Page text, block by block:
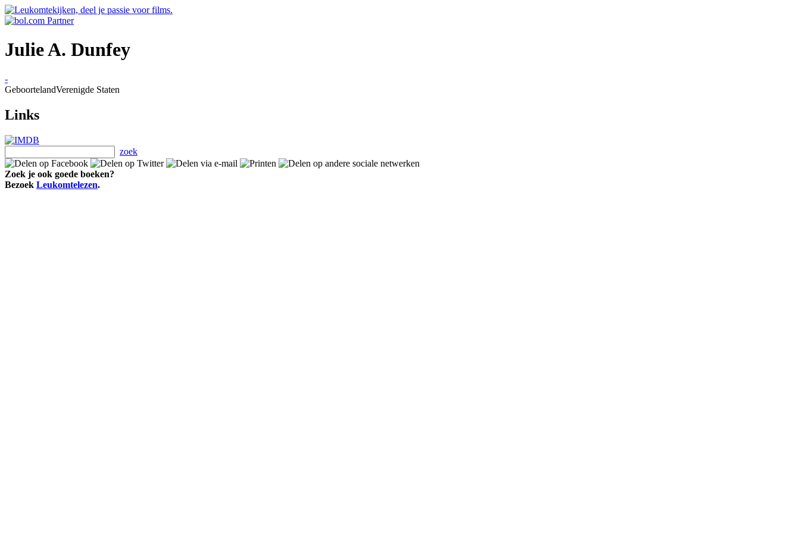
Julie A. Dunfey
-
GeboortelandVerenigde Staten
Links
zoek
Zoek je ook goede boeken?
Bezoek Leukomtelezen.